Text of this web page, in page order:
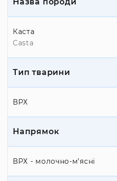
Каста
Casta
Тип тварини
ВРХ
Напрямок
ВРХ - молочно-м’ясні